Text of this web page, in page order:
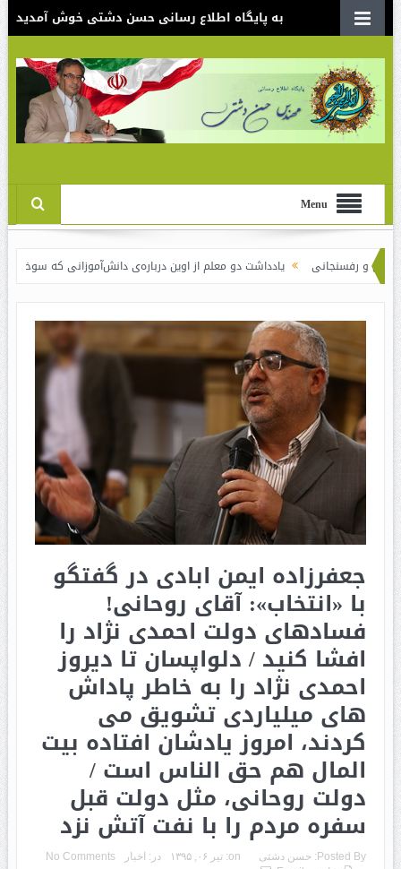
به پایگاه اطلاع رسانی حسن دشتی خوش آمدید
Menu
یادداشت دو معلم از اوین درباره‌ی دانش‌آموزانی که سوختند نقدی
جعفرزاده ایمن ابادی در گفتگو
با «انتخاب»: آقای روحانی!
فسادهای دولت احمدی نژاد را
افشا کنید / دلواپسان تا دیروز
احمدی نژاد را به خاطر پاداش
های میلیاردی تشویق می
کردند، امروز یادشان افتاده بیت
المال هم حق الناس است /
دولت روحانی، مثل دولت قبل
سفره مردم را با نفت آتش نزد
Posted By: حسن دشتی on: تیر ۰۶, ۱۳۹۵ در: اخبار
No Comments